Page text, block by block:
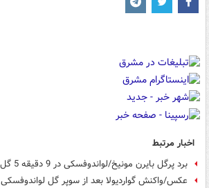
اخبار مرتبط
برد پرگل بایرن مونیخ/لواندوفسکی در 9 دقیقه 5 گل زد
عکس/واکنش گواردیولا بعد از سوپر گل لواندوفسکی